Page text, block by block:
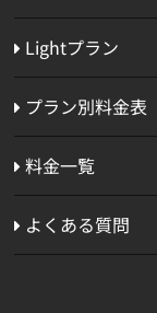
Lightプラン
プラン別料金表
料金一覧
よくある質問